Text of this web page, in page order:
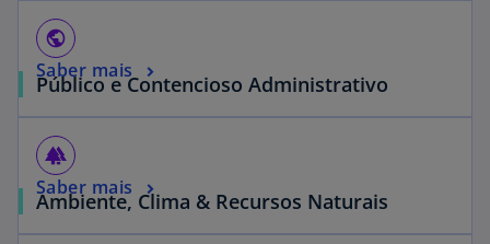
public
Público e Contencioso Administrativo
Saber mais
forest
Ambiente, Clima & Recursos Naturais
Saber mais